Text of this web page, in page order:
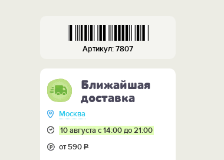
Артикул: 7807
Ближайшая
доставка
Москва
10 августа с 14:00 до 21:00
от 590Р